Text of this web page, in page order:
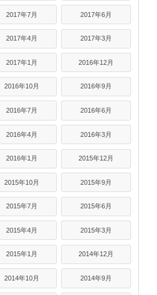
2017年7月 2017年6月
2017年4月 2017年3月
2017年1月 2016年12月
2016年10月 2016年9月
2016年7月 2016年6月
2016年4月 2016年3月
2016年1月 2015年12月
2015年10月 2015年9月
2015年7月 2015年6月
2015年4月 2015年3月
2015年1月 2014年12月
2014年10月 2014年9月